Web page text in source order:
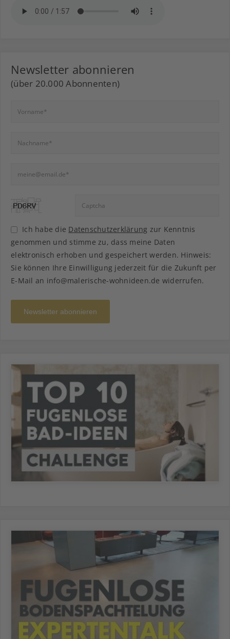
Newsletter abonnieren
(über 20.000 Abonnenten)
Ich habe die Datenschutzerklärung zur Kenntnis
genommen und stimme zu, dass meine Daten
elektronisch erhoben und gespeichert werden. Hinweis:
Sie können Ihre Einwilligung jederzeit für die Zukunft per
E-Mail an info@malerische-wohnideen.de widerrufen.